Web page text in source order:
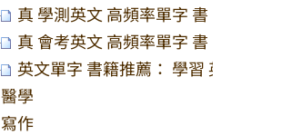
真 學測英文 高頻率單字 書： 準備 學
真 會考英文 高頻率單字 書： 準備 會
英文單字 書籍推薦： 學習 英文 唯一
醫學
寫作